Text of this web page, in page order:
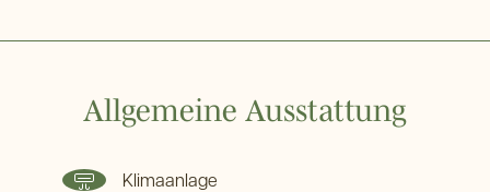
Allgemeine Ausstattung
Klimaanlage